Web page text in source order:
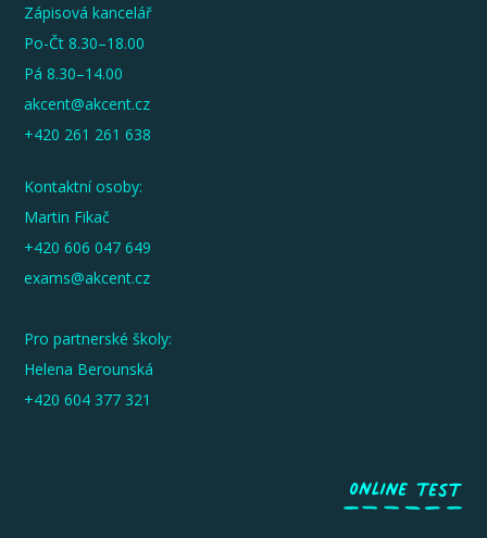
Zápisová kancelář
Po-Čt 8.30–18.00
Pá 8.30–14.00
akcent@akcent.cz
+420 261 261 638
Kontaktní osoby:
Martin Fikač
+420 606 047 649
exams@akcent.cz
Pro partnerské školy:
Helena Berounská
+420 604 377 321